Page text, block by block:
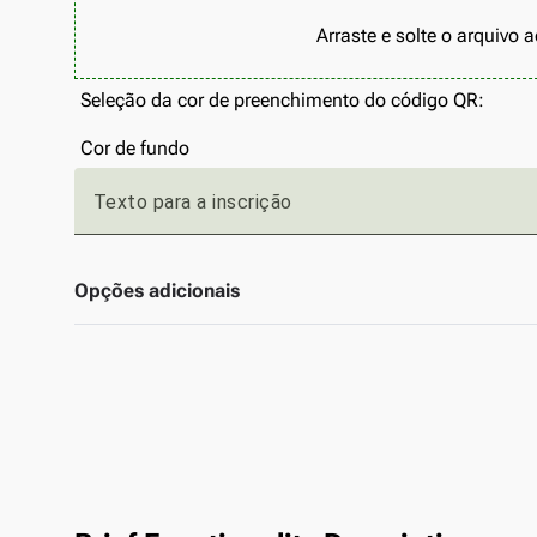
Arraste e solte o arquivo
Seleção da cor de preenchimento do código QR:
Cor de fundo
Texto para a inscrição
Opções adicionais